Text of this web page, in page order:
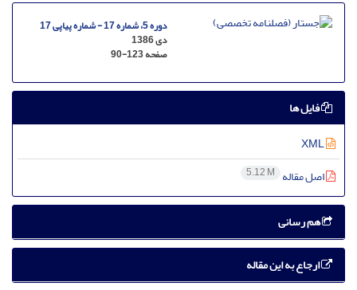
دوره 5، شماره 17 - شماره پیاپی 17
دی 1386
صفحه90-123
فایل ها
اصل مقاله 5.12 M
هم رسانی
ارجاع به این مقاله